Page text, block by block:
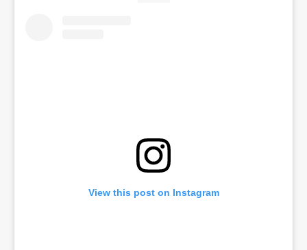
View this post on Instagram